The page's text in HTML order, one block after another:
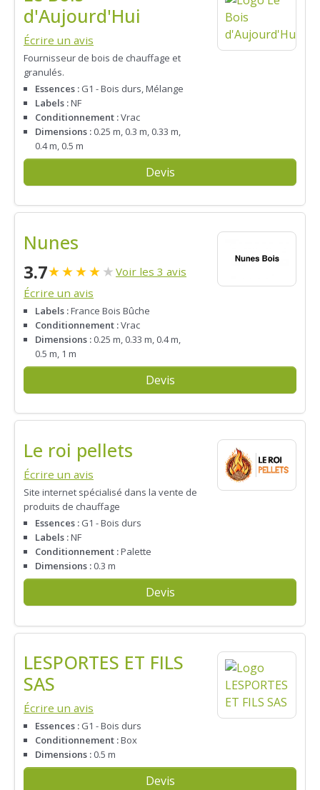
d'Aujourd'Hui
Écrire un avis
Fournisseur de bois de chauffage et
granulés.
Essences : G1 - Bois durs, Mélange
Labels :NF
Conditionnement :Vrac
Dimensions : 0.25 m, 0.3 m, 0.33 m,
0.4 m, 0.5 m
Devis
Nunes
3.7★★★★★ Voir les 3 avis
Écrire un avis
Labels :France Bois Bûche
Conditionnement :Vrac
Dimensions : 0.25 m, 0.33 m, 0.4 m,
0.5 m, 1 m
Devis
Le roi pellets
Écrire un avis
Site internet spécialisé dans la vente de
produits de chauffage
Essences : G1 - Bois durs
Labels :NF
Conditionnement :Palette
Dimensions : 0.3 m
Devis
LESPORTES ET FILS
SAS
Écrire un avis
Essences : G1 - Bois durs
Conditionnement :Box
Dimensions : 0.5 m
Devis